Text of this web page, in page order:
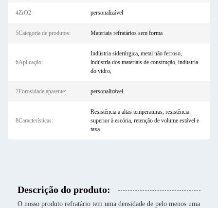
4ZrO2: personalizável
5Categoria de produtos: Materiais refratários sem forma
6Aplicação:
Indústria siderúrgica, metal não ferroso,
indústria dos materiais de construção, indústria
do vidro,
7Porosidade aparente: personalizável
8Características:
Resistência a altas temperaturas, resistência
superior à escória, retenção de volume estável e
taxa
Descrição do produto:
O nosso produto refratário tem uma densidade de pelo menos uma